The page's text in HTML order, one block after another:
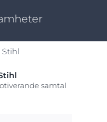
samtal